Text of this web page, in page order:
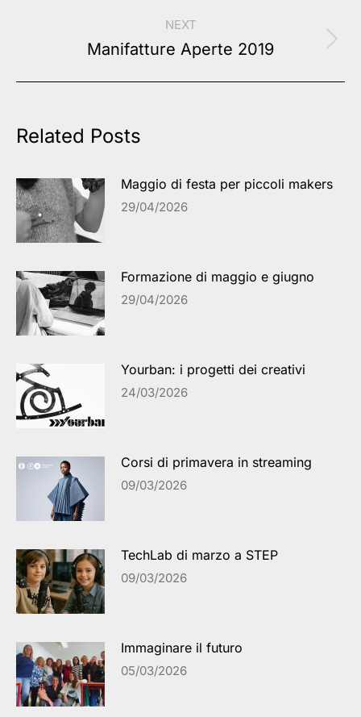
NEXT
Next
Manifatture Aperte 2019
Related Posts
Maggio di festa per piccoli makers
29/04/2026
Formazione di maggio e giugno
29/04/2026
Yourban: i progetti dei creativi
24/03/2026
Corsi di primavera in streaming
09/03/2026
TechLab di marzo a STEP
09/03/2026
Immaginare il futuro
05/03/2026